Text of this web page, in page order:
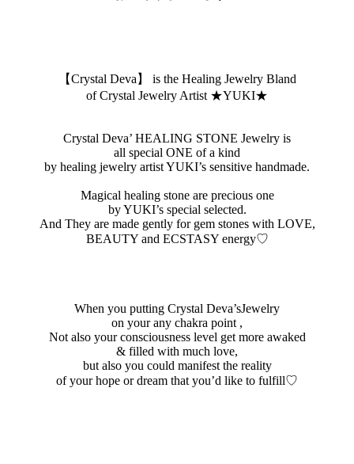
【Crystal Deva】 is the Healing Jewelry Bland
of Crystal Jewelry Artist ★YUKI★
Crystal Deva’ HEALING STONE Jewelry is
all special ONE of a kind
by healing jewelry artist YUKI’s sensitive handmade.
Magical healing stone are precious one
by YUKI’s special selected.
And They are made gently for gem stones with LOVE,
BEAUTY and ECSTASY energy♡
When you putting Crystal Deva’sJewelry
on your any chakra point ,
Not also your consciousness level get more awaked
& filled with much love,
but also you could manifest the reality
of your hope or dream that you’d like to fulfill♡